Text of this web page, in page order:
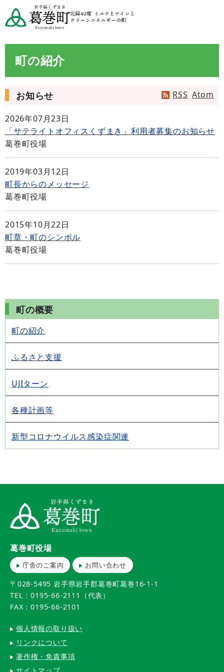
町の紹介
お知らせ RSS Atom
2026年07月23日
「サテライトオフィスくずまき」利用者募集のお知らせ
葛巻町役場
2019年03月12日
町長からのメッセージ
葛巻町役場
2015年10月22日
町章・町のシンボル
葛巻町役場
町の概要
町の紹介
ふるさと支援
UJIターン
各種計画等
新型コロナウイルス感染症関連
葛巻町役場
庁舎のご案内 お問い合わせ
〒028-5495 岩手県岩手郡葛巻町葛巻16-1-1
TEL：0195-66-2111（代表）
FAX：0195-66-2101
個人情報の取り扱い
リンクについて
著作権・免責事項